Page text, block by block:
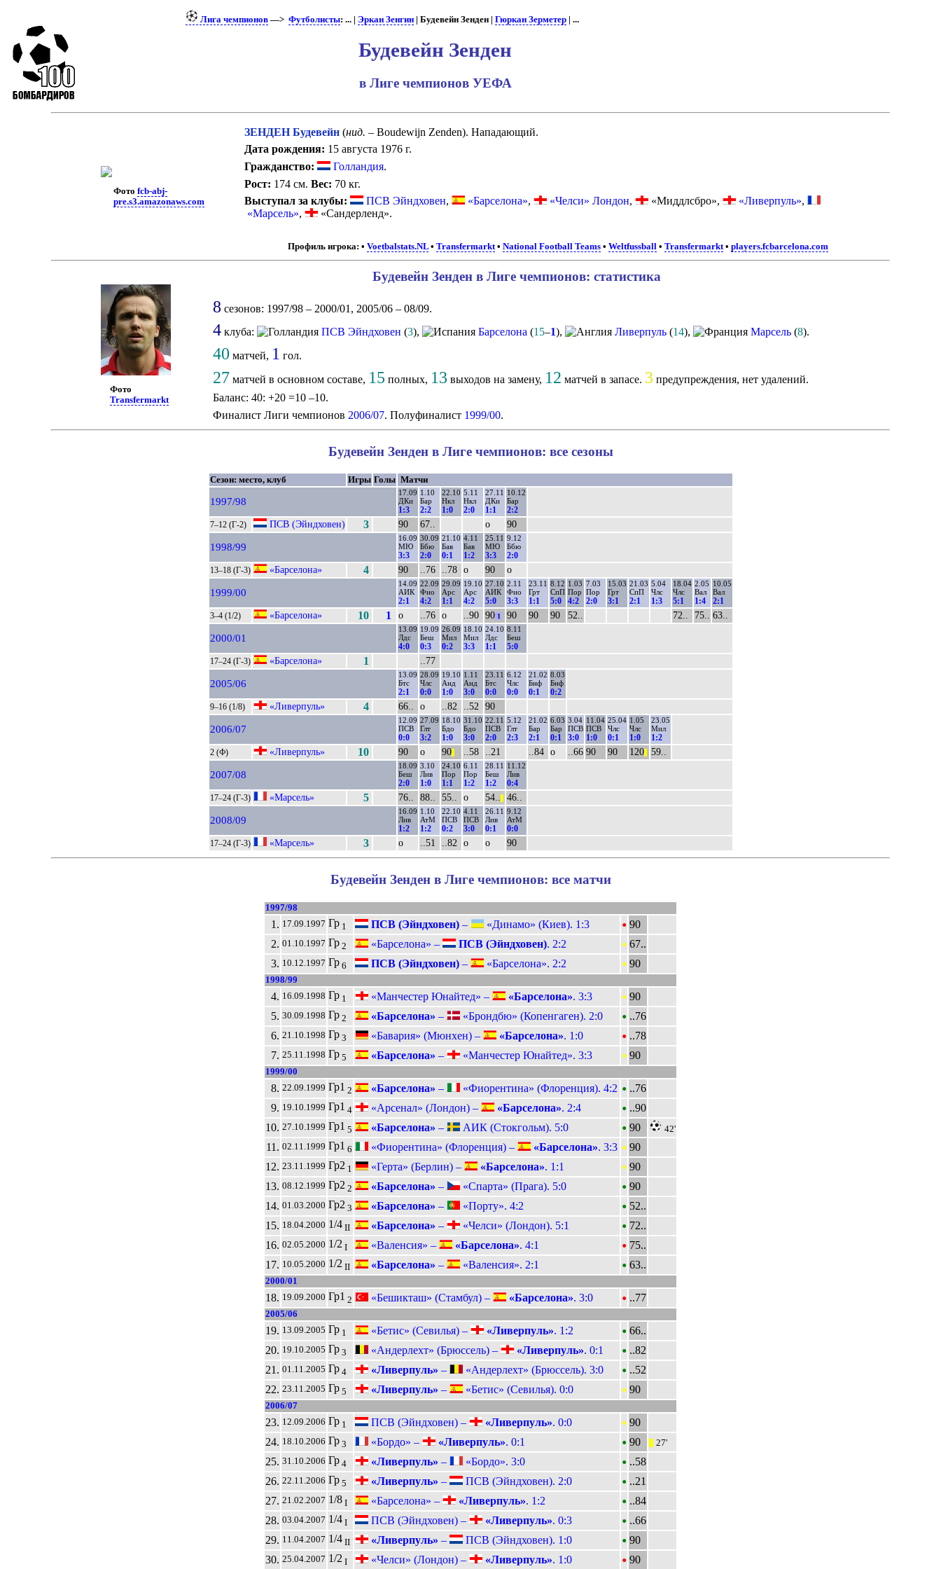
Лига чемпионов —>Футболисты: ... | Эркан Зенгин | Будевейн Зенден |Гюркан Зерметер | ...
Будевейн Зенден
в Лиге чемпионов УЕФА
Фото fcb-abj-
pre.s3.amazonaws.com
ЗЕНДЕН Будевейн (нид. – Boudewijn Zenden). Нападающий.
Дата рождения: 15 августа 1976 г.
Гражданство:
Голландия.
Рост: 174 см.Вес: 70 кг.
Выступал за клубы:
ПСВ Эйндховен, «Барселона», «Челси» Лондон, «Миддлсбро», «Ливерпуль»,
«Марсель», «Сандерленд».
Профиль игрока: • Voetbalstats.NL• Transfermarkt• National Football Teams• Weltfussball• Transfermarkt• players.fcbarcelona.com
Фото
Transfermarkt
Будевейн Зенден в Лиге чемпионов: статистика
8 сезонов: 1997/98 – 2000/01, 2005/06 – 08/09.
4клуба: ПСВ Эйндховен (3), Барселона (15–1), Ливерпуль(14), Марсель(8).
40 матчей, 1 гол.
27 матчей в основном составе, 15 полных, 13 выходов на замену, 12 матчей в запасе. 3 предупреждения, нет удалений.
Баланс: 40: +20 =10 –10.
Финалист Лиги чемпионов 2006/07. Полуфиналист 1999/00.
Будевейн Зенден в Лиге чемпионов: все сезоны
Сезон: место, клуб Игры Голы Матчи
1997/98
17.09
ДКи
1:3
1.10
Бар
2:2
22.10
Нкл
1:0
5.11
Нкл
2:0
27.11
ДКи
1:1
10.12
Бар
2:2
7–12 (Г-2) ПСВ (Эйндховен) 3 90 67.. о 90
1998/99
16.09
МЮ
3:3
30.09
Ббю
2:0
21.10
Бав
0:1
4.11
Бав
1:2
25.11
МЮ
3:3
9.12
Ббю
2:0
13–18 (Г-3) «Барселона» 4 90 ..76 ..78 о 90 о
1999/00
14.09
АИК
2:1
22.09
Фио
4:2
29.09
Арс
1:1
19.10
Арс
4:2
27.10
АИК
5:0
2.11
Фио
3:3
23.11
Грт
1:1
8.12
СпП
5:0
1.03
Пор
4:2
7.03
Пор
2:0
15.03
Грт
3:1
21.03
СпП
2:1
5.04
Члс
1:3
18.04
Члс
5:1
2.05
Вал
1:4
10.05
Вал
2:1
3–4 (1/2) «Барселона» 10 1 о ..76 о ..90 901 90 90 90 52.. 72.. 75.. 63..
2000/01
13.09
Лдс
4:0
19.09
Беш
0:3
26.09
Мил
0:2
18.10
Мил
3:3
24.10
Лдс
1:1
8.11
Беш
5:0
17–24 (Г-3) «Барселона» 1 ..77
2005/06
13.09
Бтс
2:1
28.09
Члс
0:0
19.10
Анд
1:0
1.11
Анд
3:0
23.11
Бтс
0:0
6.12
Члс
0:0
21.02
Бнф
0:1
8.03
Бнф
0:2
9–16 (1/8) «Ливерпуль» 4 66.. о ..82 ..52 90
2006/07
12.09
ПСВ
0:0
27.09
Глт
3:2
18.10
Бдо
1:0
31.10
Бдо
3:0
22.11
ПСВ
2:0
5.12
Глт
2:3
21.02
Бар
2:1
6.03
Бар
0:1
3.04
ПСВ
3:0
11.04
ПСВ
1:0
25.04
Члс
0:1
1.05
Члс
1:0
23.05
Мил
1:2
2 (Ф) «Ливерпуль» 10 90 о 90|| ..58 ..21 ..84 о ..66 90 90 120|| 59..
2007/08
18.09
Беш
2:0
3.10
Лив
1:0
24.10
Пор
1:1
6.11
Пор
1:2
28.11
Беш
1:2
11.12
Лив
0:4
17–24 (Г-3) «Марсель» 5 76.. 88.. 55.. о 54.. 46..
2008/09
16.09
Лив
1:2
1.10
АтМ
1:2
22.10
ПСВ
0:2
4.11
ПСВ
3:0
26.11
Лив
0:1
9.12
АтМ
0:0
17–24 (Г-3) «Марсель» 3 о ..51 ..82 о о 90
Будевейн Зенден в Лиге чемпионов: все матчи
1997/98
1. 17.09.1997 Гр 1 ПСВ (Эйндховен) – «Динамо» (Киев). 1:3 • 90
2. 01.10.1997 Гр 2 «Барселона» – ПСВ (Эйндховен). 2:2 • 67..
3. 10.12.1997 Гр 6 ПСВ (Эйндховен) – «Барселона». 2:2 • 90
1998/99
4. 16.09.1998 Гр 1 «Манчестер Юнайтед» – «Барселона». 3:3 • 90
5. 30.09.1998 Гр 2 «Барселона» – «Брондбю» (Копенгаген). 2:0 • ..76
6. 21.10.1998 Гр 3 «Бавария» (Мюнхен) – «Барселона». 1:0 • ..78
7. 25.11.1998 Гр 5 «Барселона» – «Манчестер Юнайтед». 3:3 • 90
1999/00
8. 22.09.1999 Гр1 2 «Барселона» – «Фиорентина» (Флоренция). 4:2 • ..76
9. 19.10.1999 Гр1 4 «Арсенал» (Лондон) – «Барселона». 2:4 • ..90
10. 27.10.1999 Гр1 5 «Барселона» – АИК (Стокгольм). 5:0 • 90 42'
11. 02.11.1999 Гр1 6 «Фиорентина» (Флоренция) – «Барселона». 3:3 • 90
12. 23.11.1999 Гр2 1 «Герта» (Берлин) – «Барселона». 1:1 • 90
13. 08.12.1999 Гр2 2 «Барселона» – «Спарта» (Прага). 5:0 • 90
14. 01.03.2000 Гр2 3 «Барселона» – «Порту». 4:2 • 52..
15. 18.04.2000 1/4 II «Барселона» – «Челси» (Лондон). 5:1 • 72..
16. 02.05.2000 1/2 I «Валенсия» – «Барселона». 4:1 • 75..
17. 10.05.2000 1/2 II «Барселона» – «Валенсия». 2:1 • 63..
2000/01
18. 19.09.2000 Гр1 2 «Бешикташ» (Стамбул) – «Барселона». 3:0 • ..77
2005/06
19. 13.09.2005 Гр 1 «Бетис» (Севилья) – «Ливерпуль». 1:2 • 66..
20. 19.10.2005 Гр 3 «Андерлехт» (Брюссель) – «Ливерпуль». 0:1 • ..82
21. 01.11.2005 Гр 4 «Ливерпуль» – «Андерлехт» (Брюссель). 3:0 • ..52
22. 23.11.2005 Гр 5 «Ливерпуль» – «Бетис» (Севилья). 0:0 • 90
2006/07
23. 12.09.2006 Гр 1 ПСВ (Эйндховен) – «Ливерпуль». 0:0 • 90
24. 18.10.2006 Гр 3 «Бордо» – «Ливерпуль». 0:1 • 90 27'
25. 31.10.2006 Гр 4 «Ливерпуль» – «Бордо». 3:0 • ..58
26. 22.11.2006 Гр 5 «Ливерпуль» – ПСВ (Эйндховен). 2:0 • ..21
27. 21.02.2007 1/8 I «Барселона» – «Ливерпуль». 1:2 • ..84
28. 03.04.2007 1/4 I ПСВ (Эйндховен) – «Ливерпуль». 0:3 • ..66
29. 11.04.2007 1/4 II «Ливерпуль» – ПСВ (Эйндховен). 1:0 • 90
30. 25.04.2007 1/2 I «Челси» (Лондон) – «Ливерпуль». 1:0 • 90